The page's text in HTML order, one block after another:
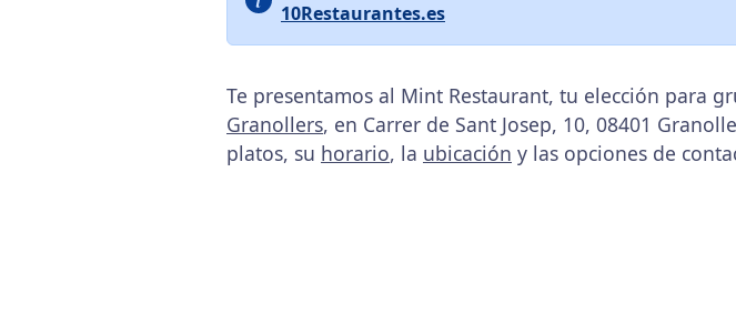
10Restaurantes.es
Te presentamos al Mint Restaurant, tu elección para
Granollers, en Carrer de Sant Josep, 10, 08401
platos, su horario, la ubicación y las opciones de